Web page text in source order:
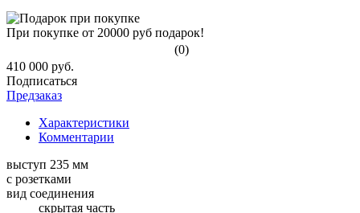
При покупке от 20000 руб подарок!
(0)
410 000 руб.
Подписаться
Предзаказ
Характеристики
Комментарии
выступ 235 мм
с розетками
вид соединения
скрытая часть